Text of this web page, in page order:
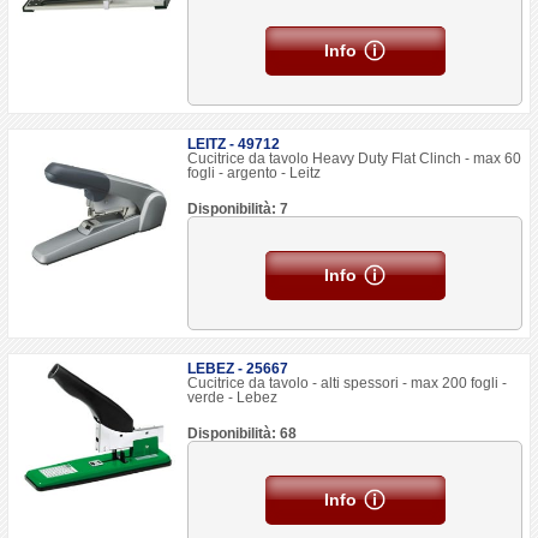
Info
LEITZ - 49712
Cucitrice da tavolo Heavy Duty Flat Clinch - max 60
fogli - argento - Leitz
Disponibilità: 7
Info
LEBEZ - 25667
Cucitrice da tavolo - alti spessori - max 200 fogli -
verde - Lebez
Disponibilità: 68
Info